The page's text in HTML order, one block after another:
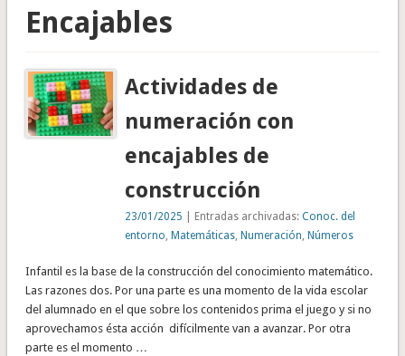
Encajables
Actividades de
numeración con
encajables de
construcción
23/01/2025 | Entradas archivadas:Conoc. del
entorno ,Matemáticas ,Numeración ,Números
Infantil es la base de la construcción del conocimiento matemático.
Las razones dos. Por una parte es una momento de la vida escolar
del alumnado en el que sobre los contenidos prima el juego y si no
aprovechamos ésta acción difícilmente van a avanzar. Por otra
parte es el momento …